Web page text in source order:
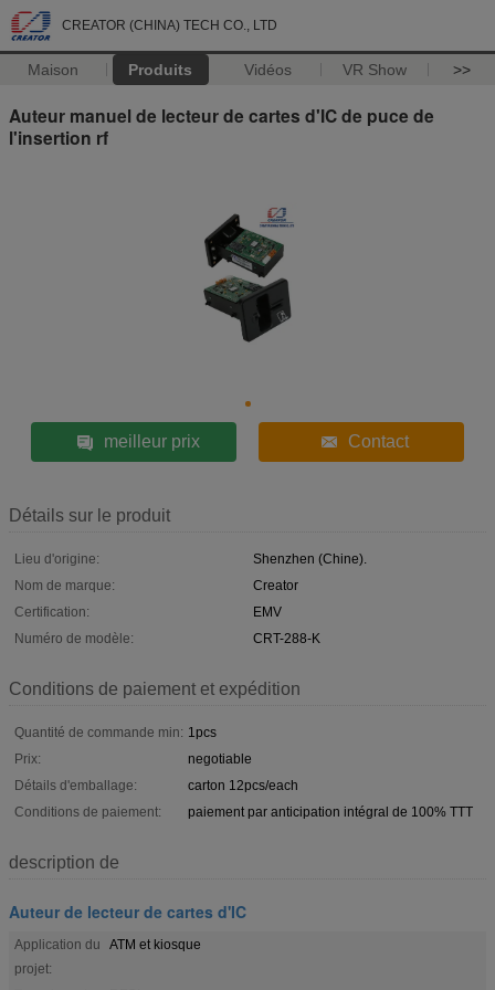
CREATOR (CHINA) TECH CO., LTD
Maison Produits Vidéos VR Show >>
Auteur manuel de lecteur de cartes d'IC de puce de
l'insertion rf
meilleur prix Contact
Détails sur le produit
Lieu d'origine:
Shenzhen (Chine).
Nom de marque:
Creator
Certification:
EMV
Numéro de modèle:
CRT-288-K
Conditions de paiement et expédition
Quantité de commande min: 1pcs
Prix:
negotiable
Détails d'emballage:
carton 12pcs/each
Conditions de paiement:
paiement par anticipation intégral de 100% TTT
description de
Auteur de lecteur de cartes d'IC
Application du
projet:
ATM et kiosque